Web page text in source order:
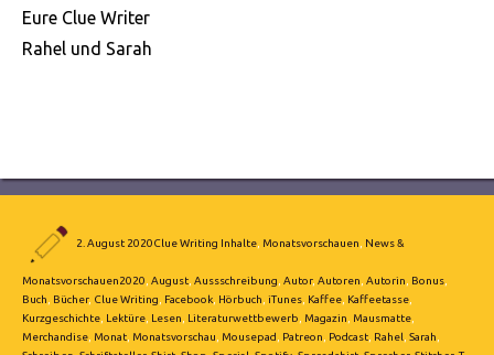
Eure Clue Writer
Rahel und Sarah
am
2. August 2020Clue Writing Inhalte, Monatsvorschauen, News &
MonatsvorschauenSchlagwörter
2020, August, Aussschreibung, Autor, Autoren, Autorin, Bonus,
Buch, Bücher, Clue Writing, Facebook, Hörbuch, iTunes, Kaffee, Kaffeetasse,
Kurzgeschichte, Lektüre, Lesen, Literaturwettbewerb, Magazin, Mausmatte,
Merchandise, Monat, Monatsvorschau, Mousepad, Patreon, Podcast, Rahel, Sarah,